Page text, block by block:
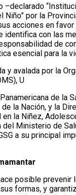
–declarado
Niño” por la
acciones en favor
identifica con las
de
esencial para la
y avalada por la
U
de la
la Nación, y la
la Niñez,
del Ministerio de
a su principal
posible prevenir
formas, y